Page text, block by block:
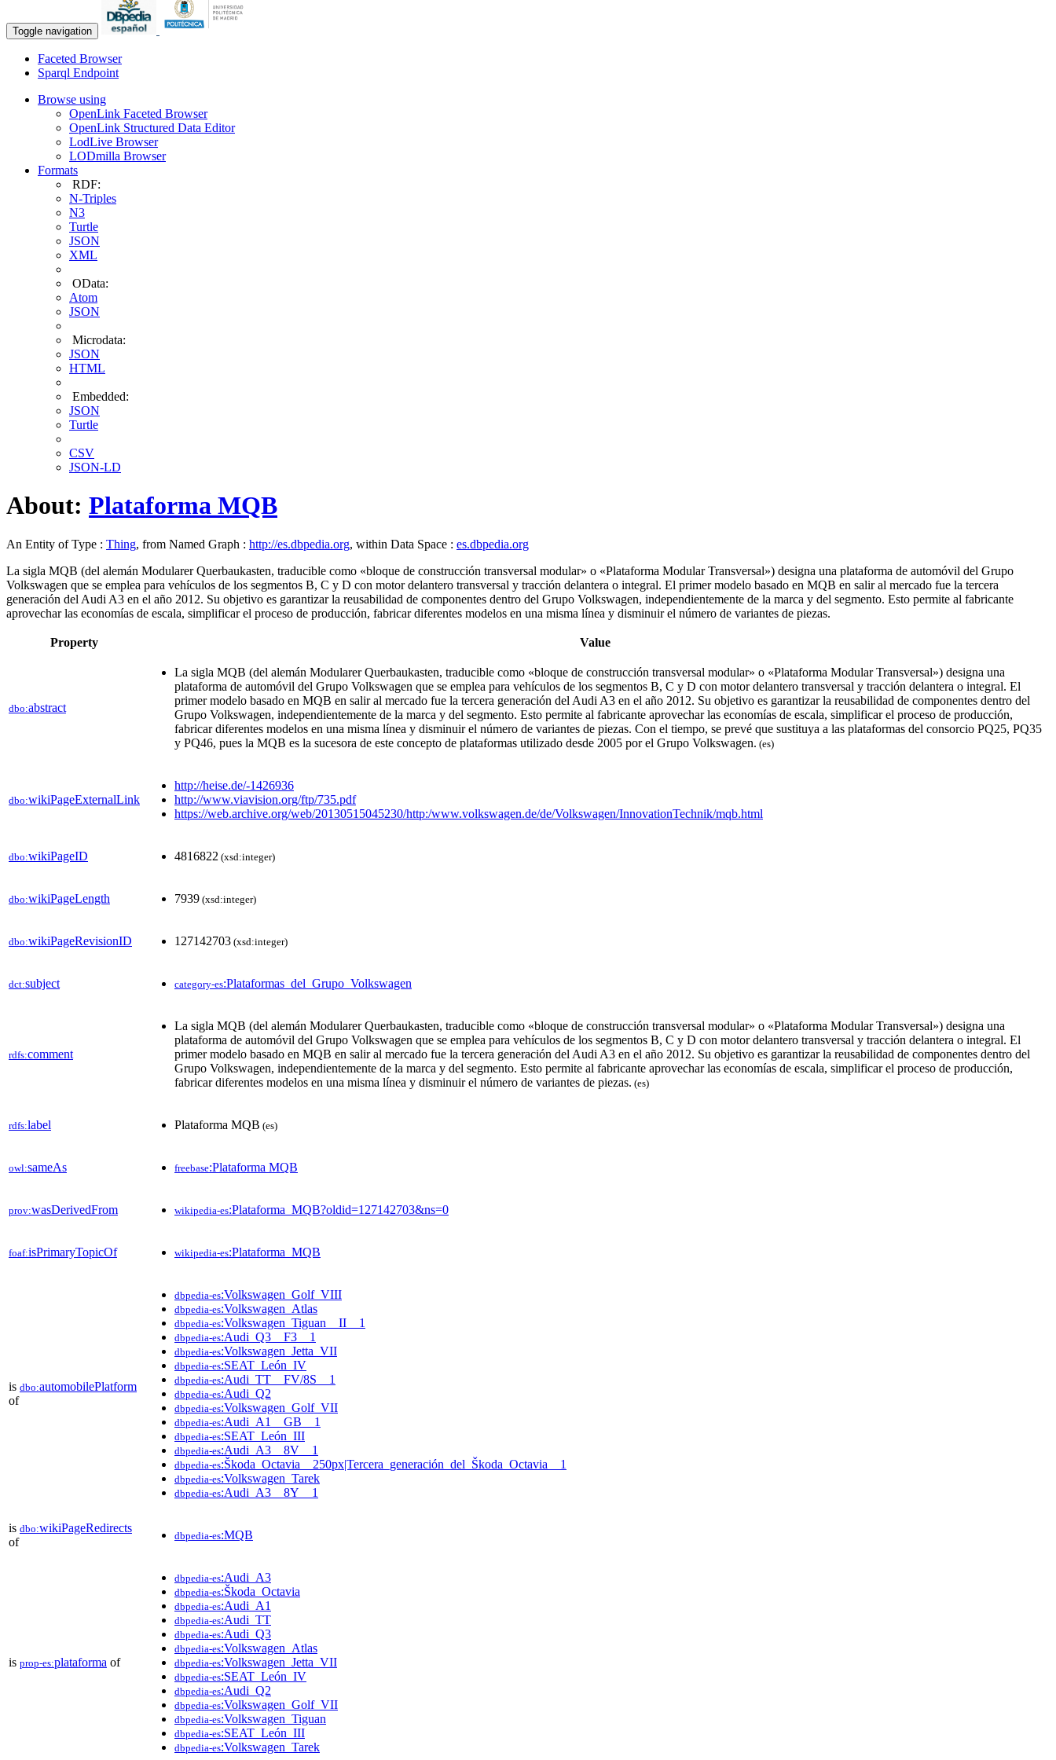
Toggle navigation
Faceted Browser
Sparql Endpoint
Browse using
OpenLink Faceted Browser
OpenLink Structured Data Editor
LodLive Browser
LODmilla Browser
Formats
RDF:
N-Triples
N3
Turtle
JSON
XML
OData:
Atom
JSON
Microdata:
JSON
HTML
Embedded:
JSON
Turtle
CSV
JSON-LD
About: Plataforma MQB
An Entity of Type : Thing, from Named Graph : http://es.dbpedia.org, within Data Space : es.dbpedia.org
La sigla MQB (del alemán Modularer Querbaukasten, traducible como «bloque de construcción transversal modular» o «Plataforma Modular Transversal»​) designa una plataforma de automóvil del Grupo
Volkswagen que se emplea para vehículos de los segmentos B, C y D con motor delantero transversal y tracción delantera o integral.​​ El primer modelo basado en MQB en salir al mercado fue la tercera
generación del Audi A3 en el año 2012.​ Su objetivo es garantizar la reusabilidad de componentes dentro del Grupo Volkswagen, independientemente de la marca y del segmento. Esto permite al fabricante
aprovechar las economías de escala, simplificar el proceso de producción, fabricar diferentes modelos en una misma línea y disminuir el número de variantes de piezas.​
Property Value
dbo:abstract
La sigla MQB (del alemán Modularer Querbaukasten, traducible como «bloque de construcción transversal modular» o «Plataforma Modular Transversal»​) designa una
plataforma de automóvil del Grupo Volkswagen que se emplea para vehículos de los segmentos B, C y D con motor delantero transversal y tracción delantera o integral.​​ El
primer modelo basado en MQB en salir al mercado fue la tercera generación del Audi A3 en el año 2012.​ Su objetivo es garantizar la reusabilidad de componentes dentro del
Grupo Volkswagen, independientemente de la marca y del segmento. Esto permite al fabricante aprovechar las economías de escala, simplificar el proceso de producción,
fabricar diferentes modelos en una misma línea y disminuir el número de variantes de piezas.​ Con el tiempo, se prevé que sustituya a las plataformas del consorcio PQ25, PQ35
y PQ46, pues la MQB es la sucesora de este concepto de plataformas utilizado desde 2005 por el Grupo Volkswagen.​ (es)
dbo:wikiPageExternalLink
http://heise.de/-1426936
http://www.viavision.org/ftp/735.pdf
https://web.archive.org/web/20130515045230/http:/www.volkswagen.de/de/Volkswagen/InnovationTechnik/mqb.html
dbo:wikiPageID 4816822 (xsd:integer)
dbo:wikiPageLength 7939 (xsd:integer)
dbo:wikiPageRevisionID 127142703 (xsd:integer)
dct:subject category-es:Plataformas_del_Grupo_Volkswagen
rdfs:comment
La sigla MQB (del alemán Modularer Querbaukasten, traducible como «bloque de construcción transversal modular» o «Plataforma Modular Transversal»​) designa una
plataforma de automóvil del Grupo Volkswagen que se emplea para vehículos de los segmentos B, C y D con motor delantero transversal y tracción delantera o integral.​​ El
primer modelo basado en MQB en salir al mercado fue la tercera generación del Audi A3 en el año 2012.​ Su objetivo es garantizar la reusabilidad de componentes dentro del
Grupo Volkswagen, independientemente de la marca y del segmento. Esto permite al fabricante aprovechar las economías de escala, simplificar el proceso de producción,
fabricar diferentes modelos en una misma línea y disminuir el número de variantes de piezas.​ (es)
rdfs:label Plataforma MQB (es)
owl:sameAs freebase:Plataforma MQB
prov:wasDerivedFrom wikipedia-es:Plataforma_MQB?oldid=127142703&ns=0
foaf:isPrimaryTopicOf wikipedia-es:Plataforma_MQB
is dbo:automobilePlatform
of
dbpedia-es:Volkswagen_Golf_VIII
dbpedia-es:Volkswagen_Atlas
dbpedia-es:Volkswagen_Tiguan__II__1
dbpedia-es:Audi_Q3__F3__1
dbpedia-es:Volkswagen_Jetta_VII
dbpedia-es:SEAT_León_IV
dbpedia-es:Audi_TT__FV/8S__1
dbpedia-es:Audi_Q2
dbpedia-es:Volkswagen_Golf_VII
dbpedia-es:Audi_A1__GB__1
dbpedia-es:SEAT_León_III
dbpedia-es:Audi_A3__8V__1
dbpedia-es:Škoda_Octavia__250px|Tercera_generación_del_Škoda_Octavia__1
dbpedia-es:Volkswagen_Tarek
dbpedia-es:Audi_A3__8Y__1
is dbo:wikiPageRedirects
of
dbpedia-es:MQB
is prop-es:plataforma of
dbpedia-es:Audi_A3
dbpedia-es:Škoda_Octavia
dbpedia-es:Audi_A1
dbpedia-es:Audi_TT
dbpedia-es:Audi_Q3
dbpedia-es:Volkswagen_Atlas
dbpedia-es:Volkswagen_Jetta_VII
dbpedia-es:SEAT_León_IV
dbpedia-es:Audi_Q2
dbpedia-es:Volkswagen_Golf_VII
dbpedia-es:Volkswagen_Tiguan
dbpedia-es:SEAT_León_III
dbpedia-es:Volkswagen_Tarek